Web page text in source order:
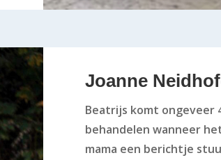
Joanne
Beatrijs komt ongeveer
behandelen wanneer
mama een berichtje